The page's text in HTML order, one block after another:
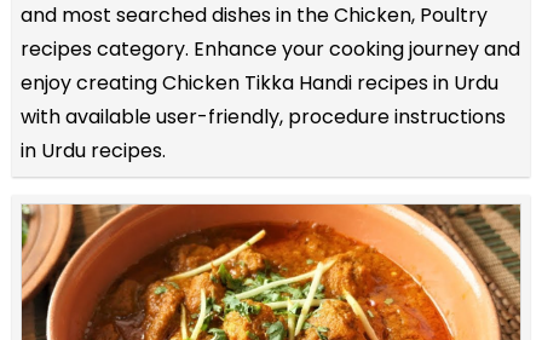
and most searched dishes in the Chicken, Poultry
recipes category. Enhance your cooking journey and
enjoy creating Chicken Tikka Handi recipes in Urdu
with available user-friendly, procedure instructions
in Urdu recipes.